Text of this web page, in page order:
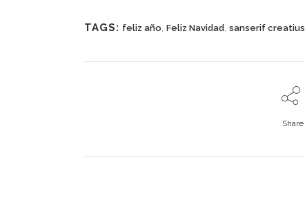
TAGS: feliz año, Feliz Navidad , sanserif creatius
Share